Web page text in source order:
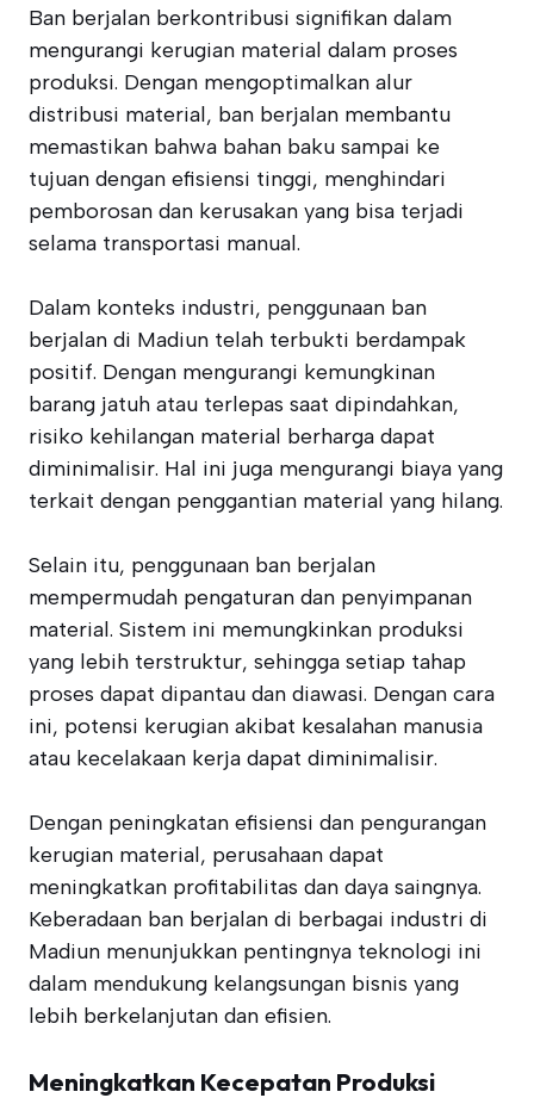
Ban berjalan berkontribusi signifikan dalam
mengurangi kerugian material dalam proses
produksi. Dengan mengoptimalkan alur
distribusi material, ban berjalan membantu
memastikan bahwa bahan baku sampai ke
tujuan dengan efisiensi tinggi, menghindari
pemborosan dan kerusakan yang bisa terjadi
selama transportasi manual.
Dalam konteks industri, penggunaan ban
berjalan di Madiun telah terbukti berdampak
positif. Dengan mengurangi kemungkinan
barang jatuh atau terlepas saat dipindahkan,
risiko kehilangan material berharga dapat
diminimalisir. Hal ini juga mengurangi biaya yang
terkait dengan penggantian material yang hilang.
Selain itu, penggunaan ban berjalan
mempermudah pengaturan dan penyimpanan
material. Sistem ini memungkinkan produksi
yang lebih terstruktur, sehingga setiap tahap
proses dapat dipantau dan diawasi. Dengan cara
ini, potensi kerugian akibat kesalahan manusia
atau kecelakaan kerja dapat diminimalisir.
Dengan peningkatan efisiensi dan pengurangan
kerugian material, perusahaan dapat
meningkatkan profitabilitas dan daya saingnya.
Keberadaan ban berjalan di berbagai industri di
Madiun menunjukkan pentingnya teknologi ini
dalam mendukung kelangsungan bisnis yang
lebih berkelanjutan dan efisien.
Meningkatkan Kecepatan Produksi